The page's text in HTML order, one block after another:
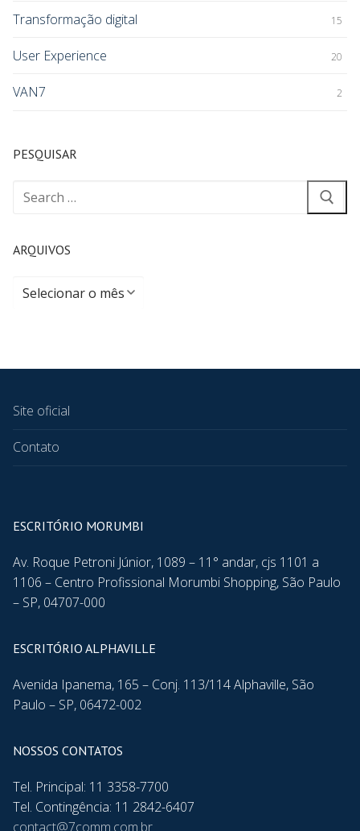
Transformação digital 15
User Experience 20
VAN7 2
PESQUISAR
ARQUIVOS
Site oficial
Contato
ESCRITÓRIO MORUMBI
Av. Roque Petroni Júnior, 1089 – 11° andar, cjs 1101 a
1106 – Centro Profissional Morumbi Shopping, São Paulo
– SP, 04707-000
ESCRITÓRIO ALPHAVILLE
Avenida Ipanema, 165 – Conj. 113/114 Alphaville, São
Paulo – SP, 06472-002
NOSSOS CONTATOS
Tel. Principal: 11 3358-7700
Tel. Contingência: 11 2842-6407
contact@7comm.com.br